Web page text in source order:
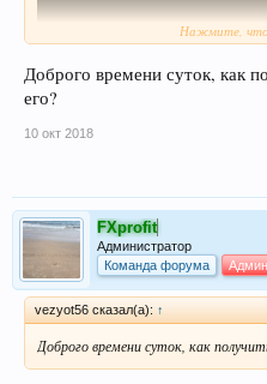
Цена взноса в рублях
Нажмите,
Доброго времени суток, как
его?
10 окт 2018
FXprofit
Администратор
Команда форума
vezyot56 сказал(а): ↑
Доброго времени суток, как